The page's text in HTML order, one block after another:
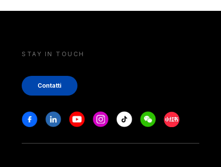
STAY IN TOUCH
Contatti
Stay in touch
FacebookLinkedinYoutubeInstagram
Tiktok WeechatXiaohongshu/